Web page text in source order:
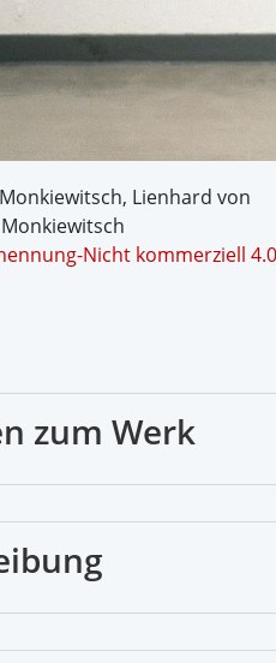
Lienhard von
Nicht kommerziell 4.0
zum Werk